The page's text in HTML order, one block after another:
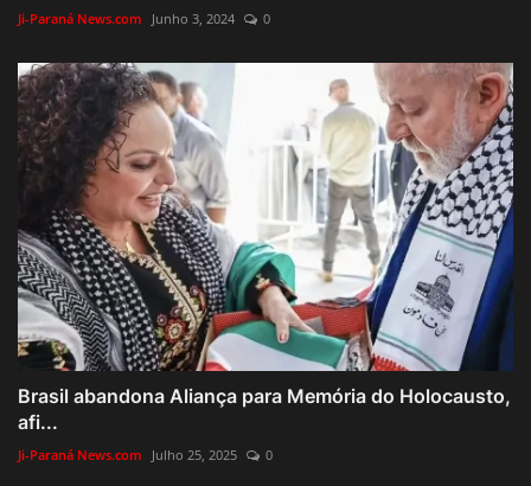
Ji-Paraná News.com Junho 3, 2024 0
Brasil abandona Aliança para Memória do Holocausto,
afi...
Ji-Paraná News.com Julho 25, 2025 0